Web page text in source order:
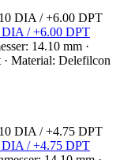
DIA / +6.00 DPT
14.10 mm ·
Material: Delefilcon
DIA / +4.75 DPT